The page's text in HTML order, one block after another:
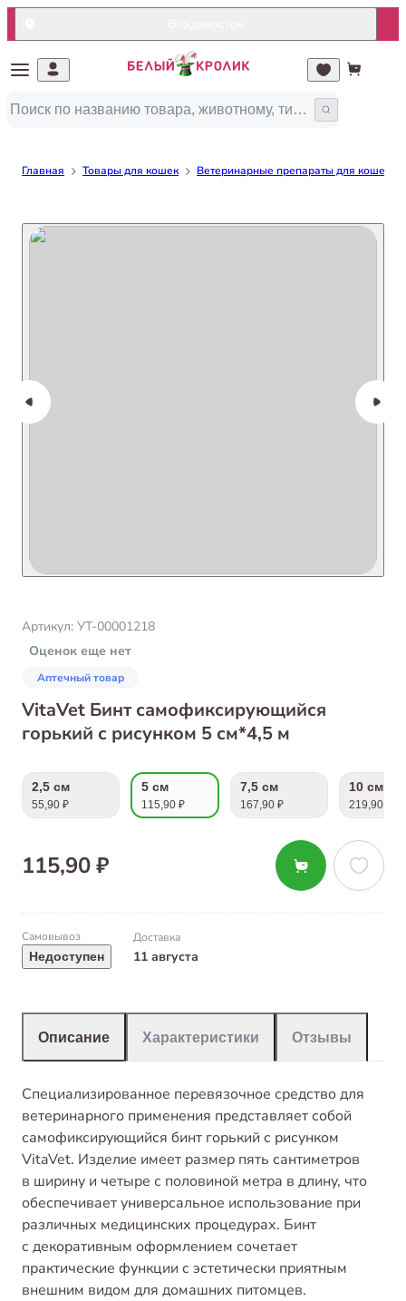
Главная Товары для кошек Ветеринарные препараты для кошек
Артикул: УТ-00001218
Оценок еще нет
Аптечный товар
VitaVet Бинт самофиксирующийся
горький с рисунком 5 см*4,5 м
2,5 см
55,90 ₽
5 см
115,90 ₽
7,5 см
167,90 ₽
10 см
219,90 ₽
115,90 ₽
Самовывоз
Недоступен
Доставка
11 августа
Описание Характеристики Отзывы
Специализированное перевязочное средство для
ветеринарного применения представляет собой
самофиксирующийся бинт горький с рисунком
VitaVet. Изделие имеет размер пять сантиметров
в ширину и четыре с половиной метра в длину, что
обеспечивает универсальное использование при
различных медицинских процедурах. Бинт
с декоративным оформлением сочетает
практические функции с эстетически приятным
внешним видом для домашних питомцев.